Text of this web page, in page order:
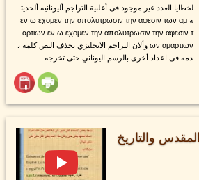
لخطايا العدد غير موجود فى أغلبية التراجم أليونانيه ألحديث
ه εν ω εχομεν την απολυτρωσιν την αφεσιν των αμ
αρτιων εν ω εχομεν την απολυτρωσιν την αφεσιν τ
ων αμαρτιων وألان التراجم الانجليزي تحذف النص كلمة ب
دمه فى اعداد أخرى بالرسم اليوناني حتى تخرجه...
والتاريخ